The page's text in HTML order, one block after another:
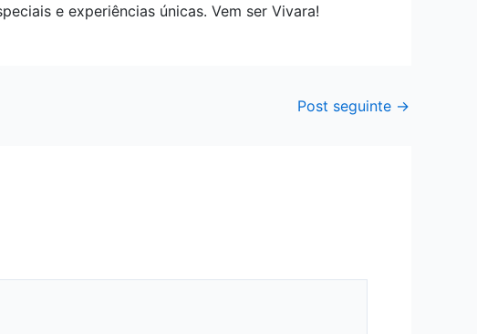
e experiências únicas. Vem ser Vivara!
Post seguinte →